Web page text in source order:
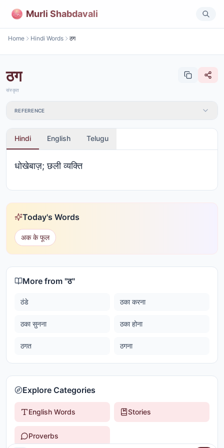
Murli Shabdavali
Home Hindi Words ठग
ठग
संस्कृत
REFERENCE
Hindi English Telugu
धोखेबाज़; छली व्यक्ति
Today's Words
अक के फूल
More from "ठ"
ठंडे ठका करना
ठका सुनना ठका होना
ठगत ठगना
Explore Categories
English Words Stories
Proverbs